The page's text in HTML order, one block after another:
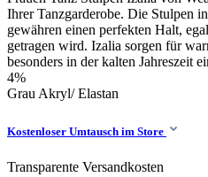
Ihrer Tanzgarderobe. Die Stulpen
gewähren einen perfekten Halt,
getragen wird. Izalia sorgen für
besonders in der kalten Jahreszeit
4%
Grau Akryl/ Elastan
Kostenloser Umtausch im Store
Transparente Versandkosten